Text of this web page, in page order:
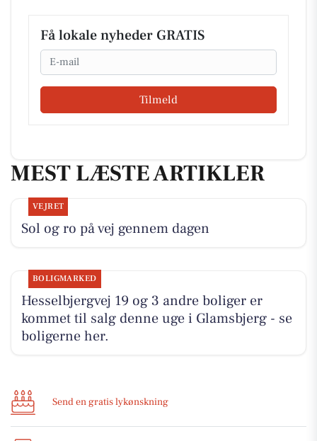
Få lokale nyheder GRATIS
Email
Tilmeld
MEST LÆSTE ARTIKLER
VEJRET
Sol og ro på vej gennem dagen
BOLIGMARKED
Hesselbjergvej 19 og 3 andre boliger er
kommet til salg denne uge i Glamsbjerg - se
boligerne her.
Send en gratis lykønskning